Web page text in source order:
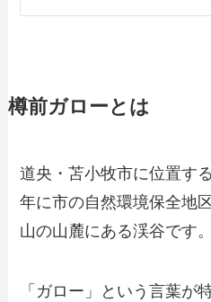
樽前ガローとは
道央・苫小牧市に位置す
年に市の自然環境保全地
山の山麓にある渓谷です。
「ガロー」という言葉が